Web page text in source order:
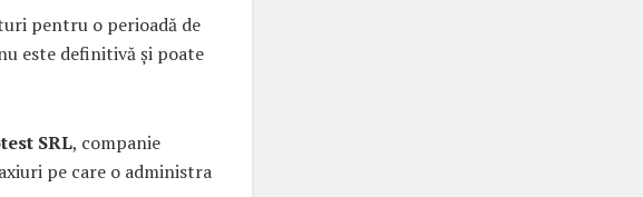
pentru o perioadă de
este definitivă și poate
SRL, companie
pe care o administra